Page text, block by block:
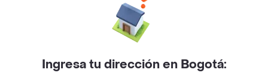
Sobre RappiIngresa tu dirección en Bogotá: